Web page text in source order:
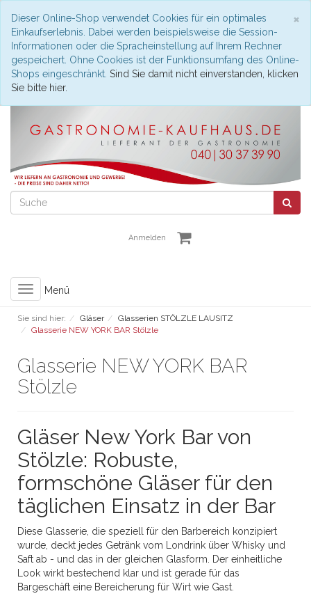
×
Dieser Online-Shop verwendet Cookies für ein optimales
Einkaufserlebnis. Dabei werden beispielsweise die Session-
Informationen oder die Spracheinstellung auf Ihrem Rechner
gespeichert. Ohne Cookies ist der Funktionsumfang des Online-
Shops eingeschränkt. Sind Sie damit nicht einverstanden, klicken
Sie bitte hier.
Anmelden
Toggle
navigation
Menü
Sie sind hier: Gläser
Glasserien STÖLZLE LAUSITZ
Glasserie NEW YORK BAR Stölzle
Glasserie NEW YORK BAR
Stölzle
Gläser New York Bar von
Stölzle: Robuste,
formschöne Gläser für den
täglichen Einsatz in der Bar
Diese Glasserie, die speziell für den Barbereich konzipiert
wurde, deckt jedes Getränk vom Londrink über Whisky und
Saft ab - und das in der gleichen Glasform. Der einheitliche
Look wirkt bestechend klar und ist gerade für das
Bargeschäft eine Bereicherung für Wirt wie Gast.